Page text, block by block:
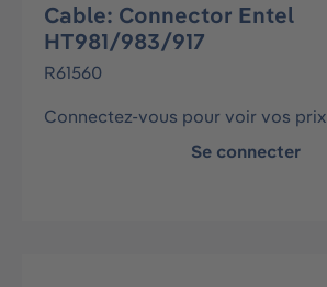
Cable: Connector Entel
HT981/983/917
R61560
Connectez-vous pour voir vos prix
Se connecter